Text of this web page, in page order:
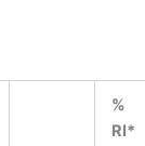
%
RI*